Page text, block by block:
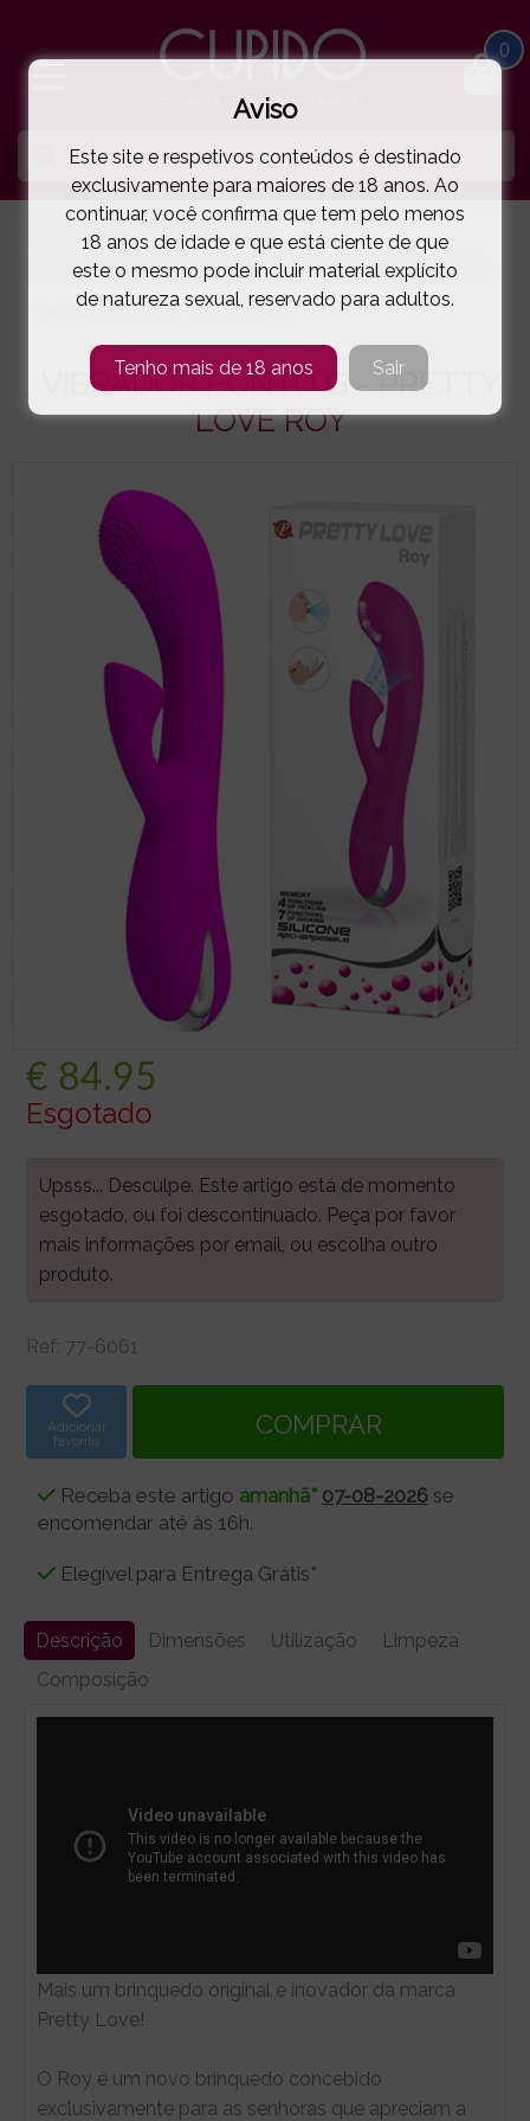
0
VIBRADORES COM ESTIMULADOR DE CLÍTORIS - RABBIT PRETTY LOVE
VIBRADOR PONTO G - PRETTY
LOVE ROY
€ 84.95
Esgotado
Upsss... Desculpe. Este artigo está de momento
esgotado, ou foi descontinuado. Peça por favor
mais informações por email, ou escolha outro
produto.
Ref: 77-6061
Adicionar
favorito
Receba este artigo amanhã* 07-08-2026 se
encomendar até às 16h.
Elegível para Entrega Grátis*
Descrição Dimensões Utilização
Limpeza
Composição
Mais um brinquedo original e inovador da marca
Pretty Love!
O Roy é um novo brinquedo concebido
exclusivamente para as senhoras que apreciam a
Aviso
Este site e respetivos conteúdos é destinado
exclusivamente para maiores de 18 anos. Ao
continuar, você confirma que tem pelo menos
18 anos de idade e que está ciente de que
este o mesmo pode incluir material explícito
de natureza sexual, reservado para adultos.
Tenho mais de 18 anos Sair